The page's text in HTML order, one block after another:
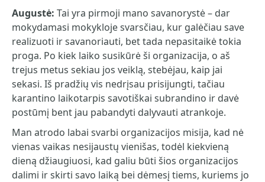
Augustė: Tai yra pirmoji mano savanorystė – dar
mokydamasi mokykloje svarsčiau, kur galėčiau save
realizuoti ir savanoriauti, bet tada nepasitaikė tokia
proga. Po kiek laiko susikūrė ši organizacija, o aš
trejus metus sekiau jos veiklą, stebėjau, kaip jai
sekasi. Iš pradžių vis nedrįsau prisijungti, tačiau
karantino laikotarpis savotiškai subrandino ir davė
postūmį bent jau pabandyti dalyvauti atrankoje.
Man atrodo labai svarbi organizacijos misija, kad nė
vienas vaikas nesijaustų vienišas, todėl kiekvieną
dieną džiaugiuosi, kad galiu būti šios organizacijos
dalimi ir skirti savo laiką bei dėmesį tiems, kuriems jo